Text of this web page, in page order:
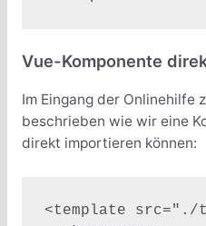
Vue-Komponente
Im Eingang der Onlinehilfe
beschrieben wie wir eine
direkt importieren können:
<template src="./